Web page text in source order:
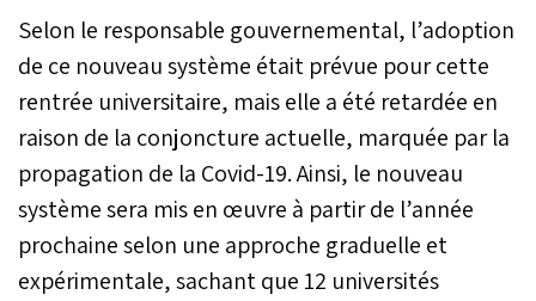
Selon le responsable gouvernemental, l’adoption
de ce nouveau système était prévue pour cette
rentrée universitaire, mais elle a été retardée en
raison de la conjoncture actuelle, marquée par la
propagation de la Covid-19. Ainsi, le nouveau
système sera mis en œuvre à partir de l’année
prochaine selon une approche graduelle et
expérimentale, sachant que 12 universités